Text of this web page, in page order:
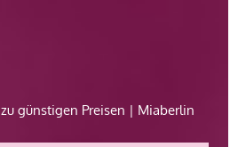
zu günstigen Preisen | Miaberlin